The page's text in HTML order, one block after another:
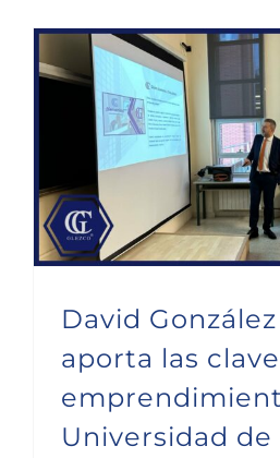
David
aporta las
Universidad de